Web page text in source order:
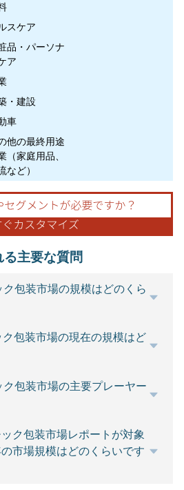
スケア
品・パーソナ
ア
・建設
車
他の最終用途
（家庭用品、
など）
主要な質問
包装市場の規模はどのくら
包装市場の現在の規模はど
包装市場の主要プレーヤー
ク包装市場レポートが対象
市場規模はどのくらいです